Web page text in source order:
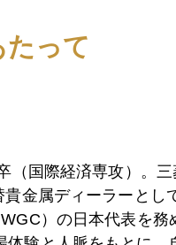
な疑問」に答える
って
（国際経済専攻）。
金属ディーラーとし
）の日本代表を務